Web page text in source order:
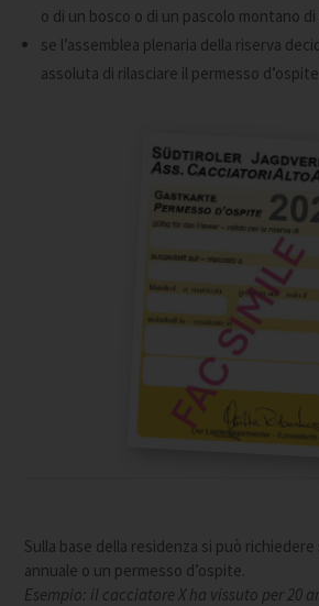
o di un bosco o di un pascolo montano
se l’assemblea plenaria della riserva
assoluta di rilasciare il permesso
Sulla base della residenza si può
annuale o un permesso d’ospite.
Esempio: il cacciatore X ha vissuto per 20